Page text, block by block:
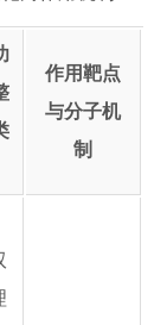
作用靶点
与分子机
制